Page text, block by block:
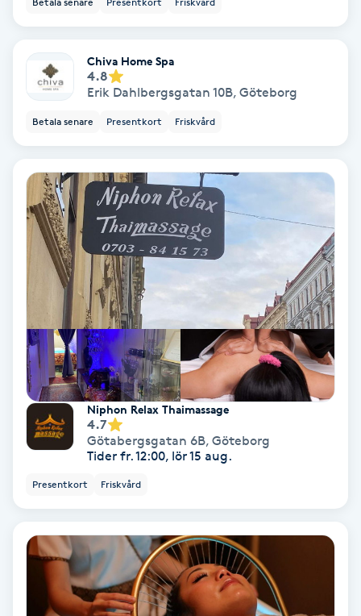
Babylights
Balayage
Bambumassage
Barber
Barnklippning
Blowout
Bottenfärg
Brynformning
Brynfärgning
Brynplockning
Bröllopsuppsättning
Chiva Home Spa
4.8
Erik Dahlbergsgatan 10B, Göteborg
Betala senare Presentkort Friskvård
Niphon Relax Thaimassage
4.7
Götabergsgatan 6B, Göteborg
Tider fr. 12:00, lör 15 aug.
Presentkort Friskvård